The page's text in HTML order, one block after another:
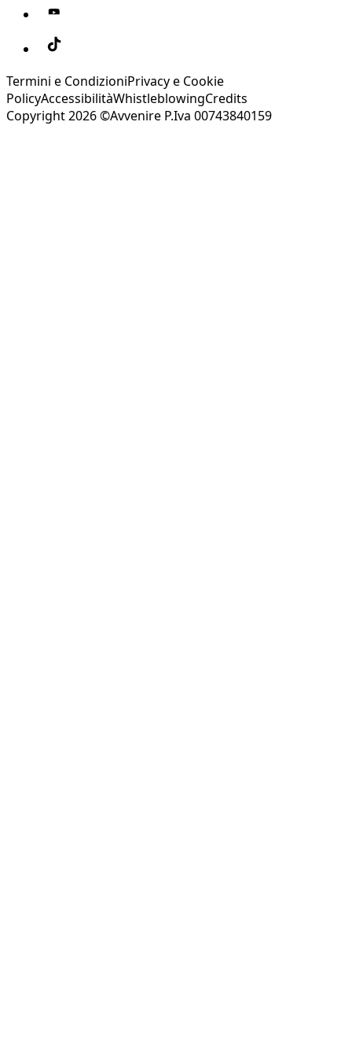
Termini e CondizioniPrivacy e Cookie
PolicyAccessibilitàWhistleblowingCredits
Copyright 2026 ©Avvenire P.Iva 00743840159